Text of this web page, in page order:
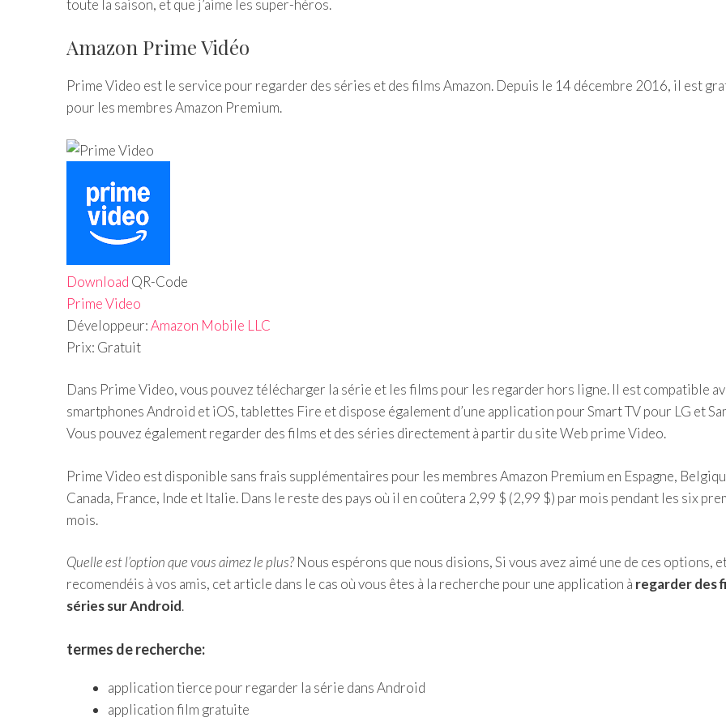
toute la saison, et que j’aime les super-héros.
Amazon Prime Vidéo
Prime Video est le service pour regarder des séries et des films Amazon. Depuis le 14 décembre 2016, il est
pour les membres Amazon Premium.
Download QR-Code
Prime Video
Développeur:Amazon Mobile LLC
Prix: Gratuit
Dans Prime Video, vous pouvez télécharger la série et les films pour les regarder hors ligne. Il est compatible
smartphones Android et iOS, tablettes Fire et dispose également d’une application pour Smart TV pour LG et
Vous pouvez également regarder des films et des séries directement à partir du site Web prime Video.
Prime Video est disponible sans frais supplémentaires pour les membres Amazon Premium en Espagne,
Canada, France, Inde et Italie. Dans le reste des pays où il en coûtera 2,99 $ (2,99 $) par mois pendant les six
mois.
Quelle est l’option que vous aimez le plus?Nous espérons que nous disions, Si vous avez aimé une de ces options,
recomendéis à vos amis, cet article dans le cas où vous êtes à la recherche pour une application à regarder des
séries sur Android.
termes de recherche:
application tierce pour regarder la série dans Android
application film gratuite